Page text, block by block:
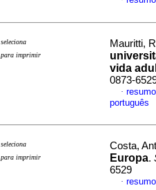
seleciona
para imprimir
Mauritti,
vida
0873-
·
português
seleciona
para imprimir
Costa,
Europa.
6529
·